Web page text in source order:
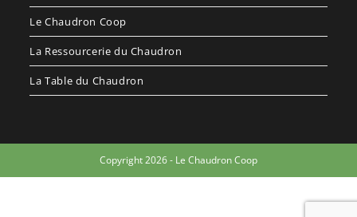
Le Chaudron Coop
La Ressourcerie du Chaudron
La Table du Chaudron
Copyright 2026 - Le Chaudron Coop